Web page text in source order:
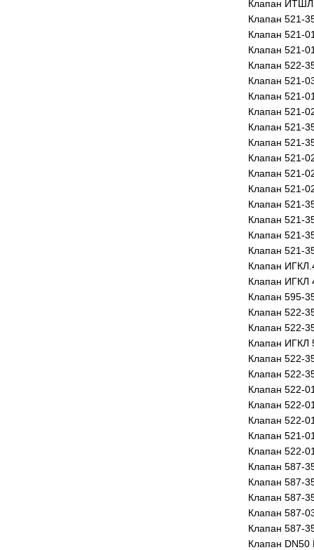
Клапан ИТШЛ
Клапан 521-
Клапан 521-
Клапан 521-
Клапан 522-
Клапан 521-
Клапан 521-
Клапан 521-
Клапан 521-
Клапан 521-
Клапан 521-
Клапан 521-
Клапан 521-
Клапан 521-
Клапан 521-
Клапан 521-
Клапан 521-
Клапан
Клапан ИГКЛ
Клапан 595-
Клапан 522-
Клапан 522-
Клапан ИГКЛ
Клапан 522-
Клапан 522-
Клапан 522-
Клапан 522-
Клапан 522-
Клапан 521-
Клапан 522-
Клапан 587-
Клапан 587-
Клапан 587-
Клапан 587-
Клапан 587-
Клапан